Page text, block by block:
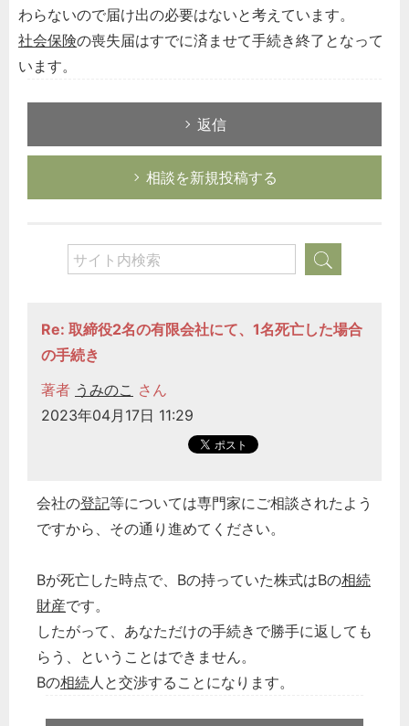
わらないので届け出の必要はないと考えています。
社会保険の喪失届はすでに済ませて手続き終了となって
います。
返信
相談を新規投稿する
Re: 取締役2名の有限会社にて、1名死亡した場合
の手続き
著者 うみのこ さん
2023年04月17日 11:29
会社の登記等については専門家にご相談されたよう
ですから、その通り進めてください。
Bが死亡した時点で、Bの持っていた株式はBの相続
財産です。
したがって、あなただけの手続きで勝手に返しても
らう、ということはできません。
Bの相続人と交渉することになります。